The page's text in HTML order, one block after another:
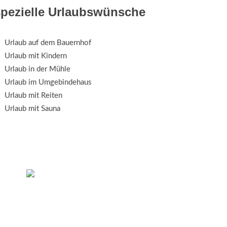
Urlaubswünsche
Urlaub auf dem Bauernhof
Urlaub mit Kindern
Urlaub in der Mühle
Urlaub im Umgebindehaus
Urlaub mit Reiten
Urlaub mit Sauna